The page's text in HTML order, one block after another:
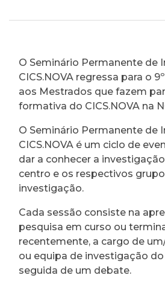
O Seminário Permanente de
CICS.NOVA regressa para o
aos Mestrados que fazem
formativa do CICS.NOVA na
O Seminário Permanente de
CICS.NOVA é um ciclo de
dar a conhecer a
centro e os respectivos
investigação.
Cada sessão consiste na
pesquisa em curso ou
recentemente, a cargo de
ou equipa de investigação do
seguida de um debate.